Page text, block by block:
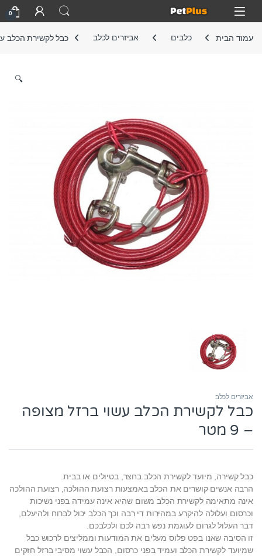
Skip to navigation
Skip to content
Open
0
עמוד הבית כלבים אביזרים לכלב כבל לקשירת הכלב
🔍
אביזרים לכלב
כבל לקשירת הכלב עשוי ברזל מצופה
– 9 מטר
כבל קשירה, מיועד לקשירת הכלב בחצר, בטיולים או בבית.
הרבה אנשים קושרים את הכלב באמצעות רצועת ההולכה, רצועת ההולכה
אינה מתאימה לקשירת הכלב משום שהיא אינה עמידה בפני נשיכות
וכרסום ועלולה להיקרע במהירות די רבה וכך הכלב יכול לברוח ולהיעלם,
דבר העלול לגרום לעוגמת נפש רבה לכם ולכלבכם.
זו הסיבה שאנו בפט פלוס מעלים את המודעות וממליצים לרכוש כבל
שמיועד לקשירת הכלב ועמיד בפני כרסום, הכבל עשוי מסיבי ברזל חזקים